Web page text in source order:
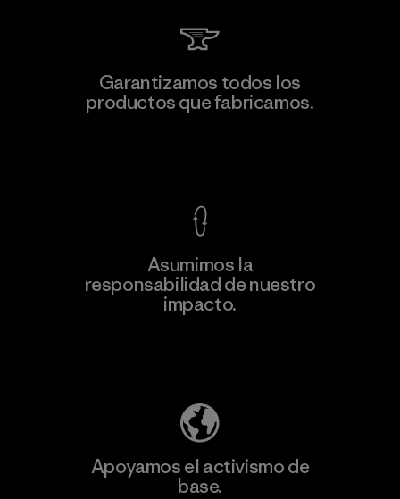
información
MAS Active (Pvt) Ltd. - Asialine
Factory
Garantizamos todos los
productos que fabricamos.
Asumimos la
responsabilidad de nuestro
impacto.
Apoyamos el activismo de
base.